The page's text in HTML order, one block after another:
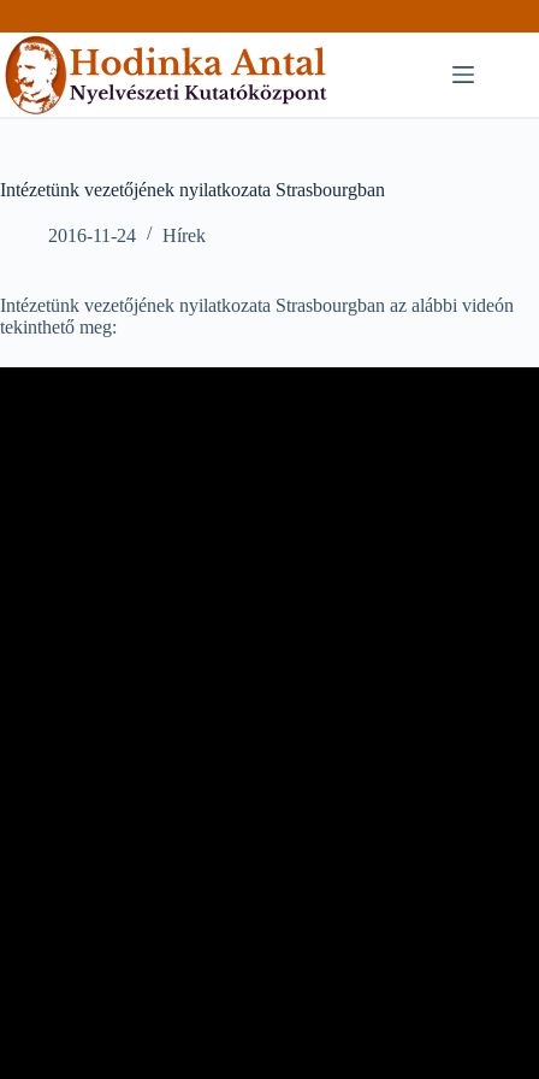
to
content
Intézetünk vezetőjének nyilatkozata Strasbourgban
2016-11-24 Hírek
Intézetünk vezetőjének nyilatkozata Strasbourgban az alábbi videón
tekinthető meg: